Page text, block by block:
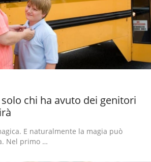
solo chi ha avuto dei genitori
E naturalmente la magia può
Nel primo …